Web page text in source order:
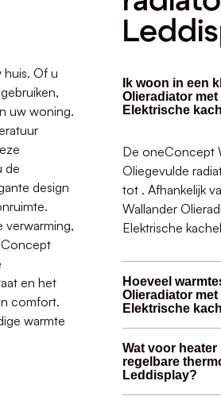
Of u
uw woning.
de
design
verwarming,
en het
comfort.
warmte
Ik woon in een
Olieradiator
Elektrische
De oneConcept
Oliegevulde
tot . Afhankelijk
Wallander
Elektrische
Hoeveel
Olieradiator
Elektrische
Wat voor
regelbare
Leddisplay?